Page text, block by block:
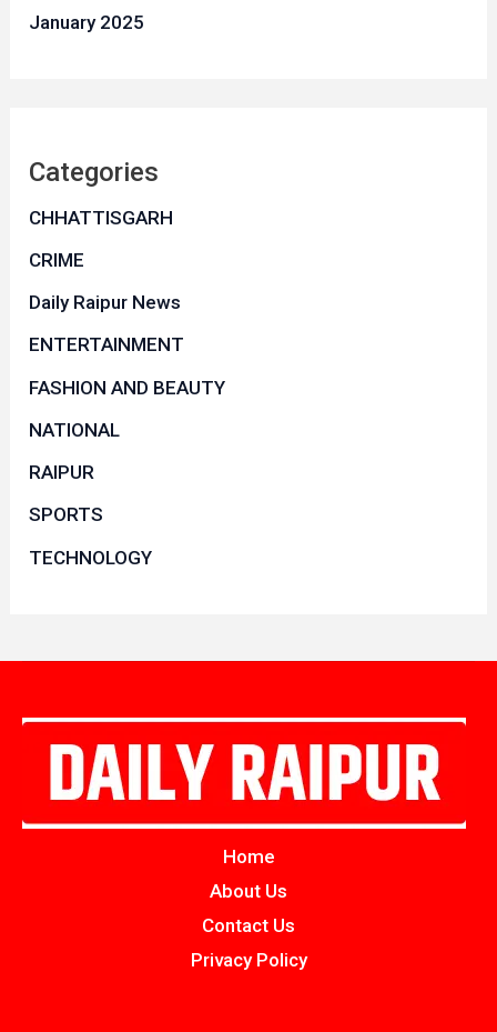
January 2025
Categories
CHHATTISGARH
CRIME
Daily Raipur News
ENTERTAINMENT
FASHION AND BEAUTY
NATIONAL
RAIPUR
SPORTS
TECHNOLOGY
Home
About Us
Contact Us
Privacy Policy